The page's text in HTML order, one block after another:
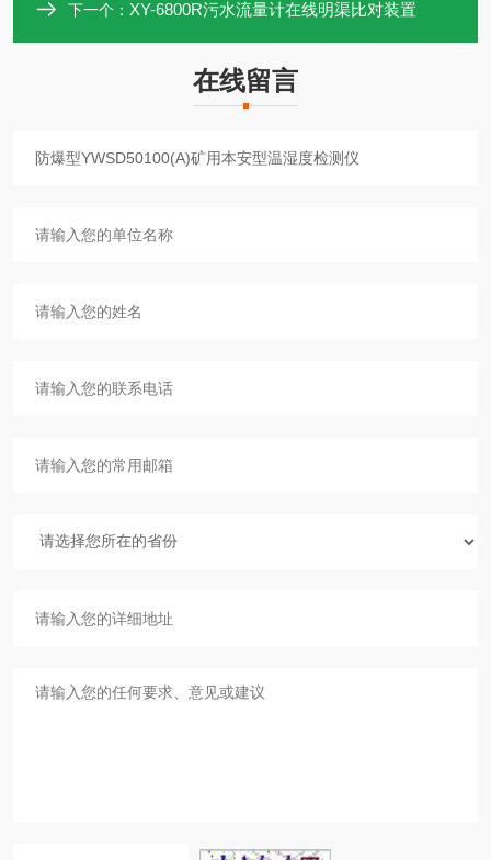
下一个： XY-6800R污水流量计在线明渠比对装置
在线留言